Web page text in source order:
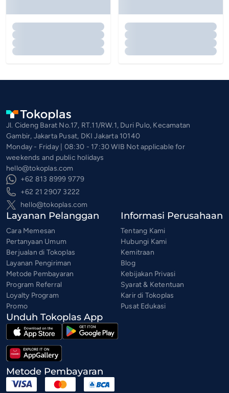
Jl. Cideng Barat No.17, RT.11/RW.1, Duri Pulo, Kecamatan
Gambir, Jakarta Pusat, DKI Jakarta 10140
Monday - Friday | 08:30 - 17:30 WIB Not applicable for
weekends and public holidays
hello@tokoplas.com
+62 813 8999 9779
+62 21 2907 3222
hello@tokoplas.com
Layanan Pelanggan
Cara Memesan
Pertanyaan Umum
Berjualan di Tokoplas
Layanan Pengiriman
Metode Pembayaran
Program Referral
Loyalty Program
Promo
Informasi Perusahaan
Tentang Kami
Hubungi Kami
Kemitraan
Blog
Kebijakan Privasi
Syarat & Ketentuan
Karir di Tokoplas
Pusat Edukasi
Unduh Tokoplas App
Metode Pembayaran